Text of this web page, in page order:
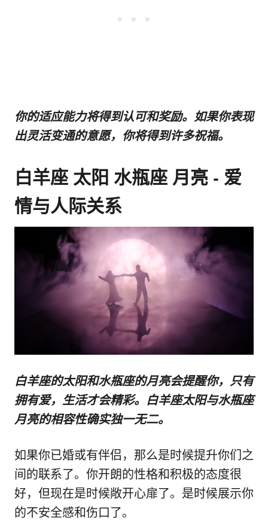
你的适应能力将得到认可和奖励。如果你表现
出灵活变通的意愿，你将得到许多祝福。
白羊座 太阳 水瓶座 月亮 - 爱
情与人际关系
白羊座的太阳和水瓶座的月亮会提醒你，只有
拥有爱，生活才会精彩。白羊座太阳与水瓶座
月亮的相容性确实独一无二。
如果你已婚或有伴侣，那么是时候提升你们之
间的联系了。你开朗的性格和积极的态度很
好，但现在是时候敞开心扉了。是时候展示你
的不安全感和伤口了。